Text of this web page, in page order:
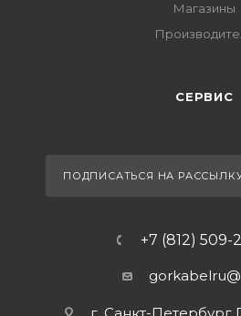
Магазины
СЕРВИС
ПОДПИСАТЬСЯ НА
+7 (812) 509-
gorkabelru